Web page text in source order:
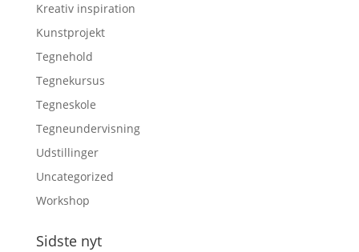
Kreativ inspiration
Kunstprojekt
Tegnehold
Tegnekursus
Tegneskole
Tegneundervisning
Udstillinger
Uncategorized
Workshop
Sidste nyt